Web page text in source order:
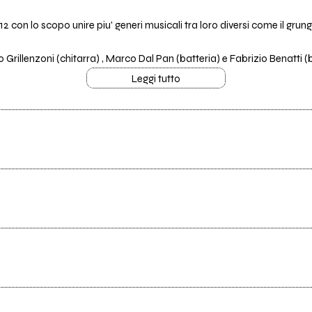
con lo scopo unire piu' generi musicali tra loro diversi come il
(chitarra) , Marco Dal Pan (batteria) e Fabrizio Benatti
Leggi tutto